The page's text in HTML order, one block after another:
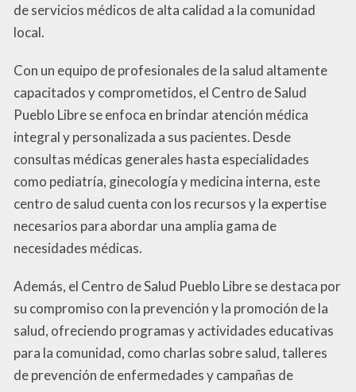
de servicios médicos de alta calidad a la comunidad
local.
Con un equipo de profesionales de la salud altamente
capacitados y comprometidos, el Centro de Salud
Pueblo Libre se enfoca en brindar atención médica
integral y personalizada a sus pacientes. Desde
consultas médicas generales hasta especialidades
como pediatría, ginecología y medicina interna, este
centro de salud cuenta con los recursos y la expertise
necesarios para abordar una amplia gama de
necesidades médicas.
Además, el Centro de Salud Pueblo Libre se destaca por
su compromiso con la prevención y la promoción de la
salud, ofreciendo programas y actividades educativas
para la comunidad, como charlas sobre salud, talleres
de prevención de enfermedades y campañas de